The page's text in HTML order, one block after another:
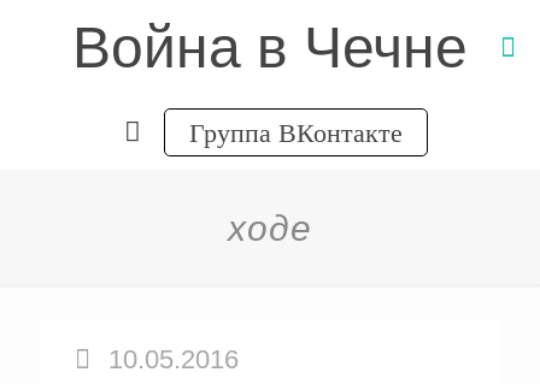
Война в Чечне
Группа ВКонтакте
ходе
10.05.2016